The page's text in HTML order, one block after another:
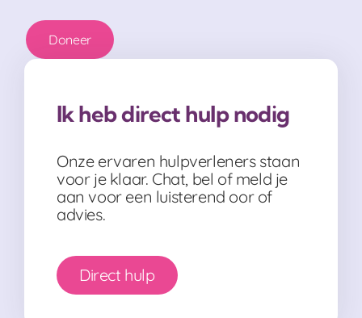
Doneer
Ik heb direct hulp nodig
Onze ervaren hulpverleners staan
voor je klaar. Chat, bel of meld je
aan voor een luisterend oor of
advies.
Direct hulp